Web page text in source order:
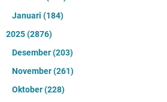
Januari (184)
2025(2876)
Desember(203)
November(261)
Oktober(228)